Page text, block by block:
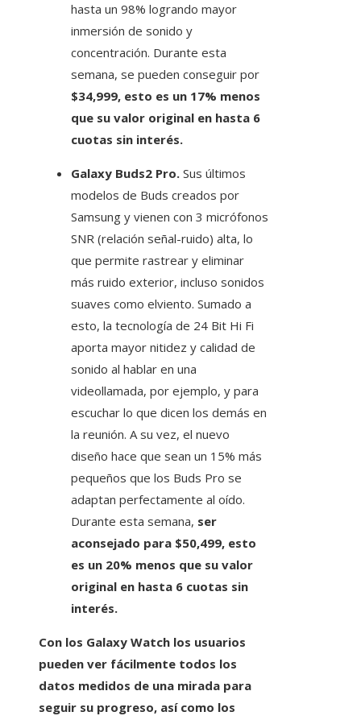
hasta un 98% logrando mayor
inmersión de sonido y
concentración. Durante esta
semana, se pueden conseguir por
$34,999, esto es un 17% menos
que su valor original en hasta 6
cuotas sin interés.
Galaxy Buds2 Pro. Sus últimos
modelos de Buds creados por
Samsung y vienen con 3 micrófonos
SNR (relación señal-ruido) alta, lo
que permite rastrear y eliminar
más ruido exterior, incluso sonidos
suaves como elviento. Sumado a
esto, la tecnología de 24 Bit Hi Fi
aporta mayor nitidez y calidad de
sonido al hablar en una
videollamada, por ejemplo, y para
escuchar lo que dicen los demás en
la reunión. A su vez, el nuevo
diseño hace que sean un 15% más
pequeños que los Buds Pro se
adaptan perfectamente al oído.
Durante esta semana, ser
aconsejado para $50,499, esto
es un 20% menos que su valor
original en hasta 6 cuotas sin
interés.
Con los Galaxy Watch los usuarios
pueden ver fácilmente todos los
datos medidos de una mirada para
seguir su progreso, así como los